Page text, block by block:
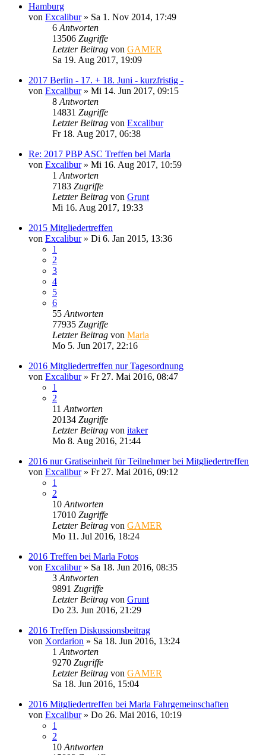
Hamburg
von Excalibur» Sa 1. Nov 2014, 17:49
6 Antworten
13506 Zugriffe
Letzter Beitrag von GAMER
Sa 19. Aug 2017, 19:09
2017 Berlin - 17. + 18. Juni - kurzfristig -
von Excalibur» Mi 14. Jun 2017, 09:15
8 Antworten
14831 Zugriffe
Letzter Beitrag von Excalibur
Fr 18. Aug 2017, 06:38
Re: 2017 PBP ASC Treffen bei Marla
von Excalibur» Mi 16. Aug 2017, 10:59
1 Antworten
7183 Zugriffe
Letzter Beitrag von Grunt
Mi 16. Aug 2017, 19:33
2015 Mitgliedertreffen
von Excalibur» Di 6. Jan 2015, 13:36
1
2
3
4
5
6
55 Antworten
77935 Zugriffe
Letzter Beitrag von Marla
Mo 5. Jun 2017, 22:16
2016 Mitgliedertreffen nur Tagesordnung
von Excalibur» Fr 27. Mai 2016, 08:47
1
2
11 Antworten
20134 Zugriffe
Letzter Beitrag von itaker
Mo 8. Aug 2016, 21:44
2016 nur Gratiseinheit für Teilnehmer bei Mitgliedertreffen
von Excalibur» Fr 27. Mai 2016, 09:12
1
2
10 Antworten
17010 Zugriffe
Letzter Beitrag von GAMER
Mo 11. Jul 2016, 18:24
2016 Treffen bei Marla Fotos
von Excalibur» Sa 18. Jun 2016, 08:35
3 Antworten
9891 Zugriffe
Letzter Beitrag von Grunt
Do 23. Jun 2016, 21:29
2016 Treffen Diskussionsbeitrag
von Xordarion » Sa 18. Jun 2016, 13:24
1 Antworten
9270 Zugriffe
Letzter Beitrag von GAMER
Sa 18. Jun 2016, 15:04
2016 Mitgliedertreffen bei Marla Fahrgemeinschaften
von Excalibur» Do 26. Mai 2016, 10:19
1
2
10 Antworten